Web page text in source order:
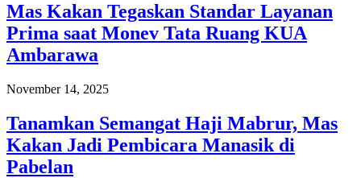
Mas Kakan Tegaskan Standar Layanan
Prima saat Monev Tata Ruang KUA
Ambarawa
November 14, 2025
Tanamkan Semangat Haji Mabrur, Mas
Kakan Jadi Pembicara Manasik di
Pabelan